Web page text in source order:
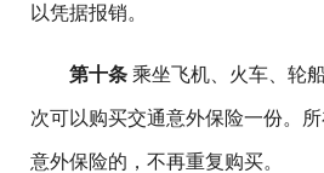
以凭据报销。
第十条 乘坐飞机、火车、轮
次可以购买交通意外保险一份。
意外保险的，不再重复购买。